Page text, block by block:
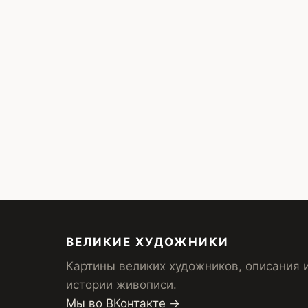
ВЕЛИКИЕ ХУДОЖНИКИ
Картины великих художников, описания
истории живописи.
Мы во ВКонтакте →